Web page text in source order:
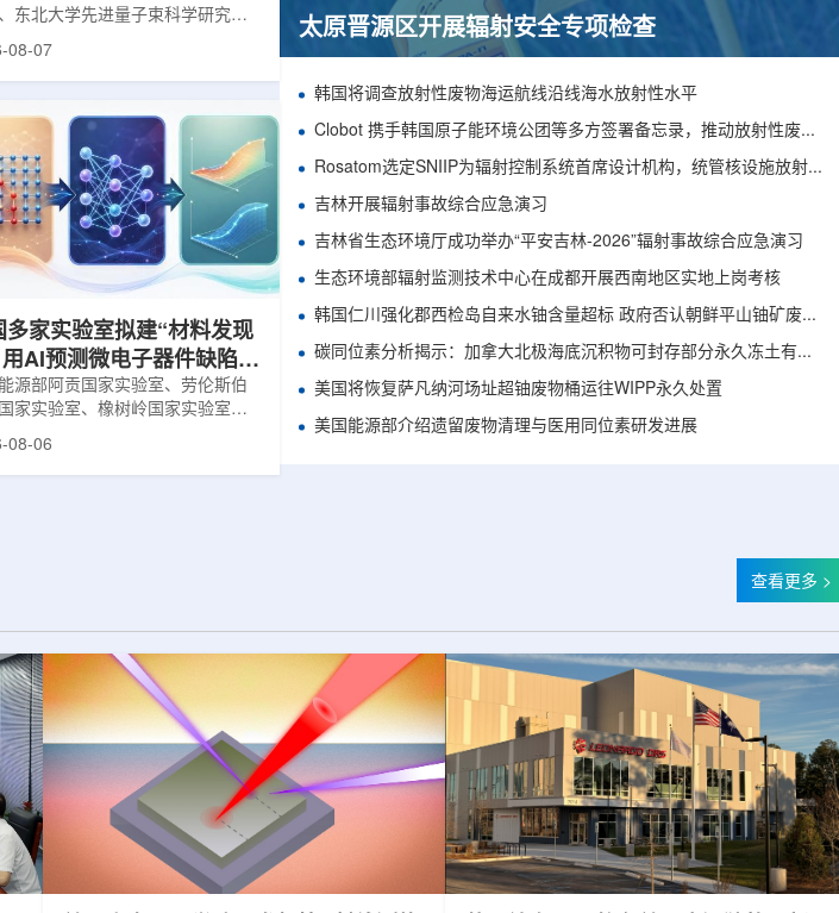
东北大学先进量子束科学研究中
央研究院和加拿大萨斯喀彻温大
Solenoid合作组，首次利用光子
观测到含有反K介子的原子核。这
为确认反K介子原子核的存在提供
实验证据，也为理解高密度核物
性子星内部结构提供了重要线
究团队在日本兵库县大型同步辐
SP...
08-07
多家实验室拟建“材料发现
AI预测微电子器件缺陷影
源部阿贡国家实验室、劳伦斯伯
家实验室、橡树岭国家实验室和
学的研究人员正计划开发材料发
08-06
太原晋源区开展辐射安全专项检查
韩国将调查放射性废物海运航线沿线海水放射性水平
Clobot 携手韩国原子能环境公团等多方签署备忘录，推动放射性废物安全管理多机型机器人示范
Rosatom选定SNIIP为辐射控制系统首席设计机构，统管核设施放射仪表标准化与进口替代保障
吉林开展辐射事故综合应急演习
吉林省生态环境厅成功举办“平安吉林-2026”辐射事故综合应急演习
生态环境部辐射监测技术中心在成都开展西南地区实地上岗考核
韩国仁川强化郡西检岛自来水铀含量超标 政府否认朝鲜平山铀矿废水影响
碳同位素分析揭示：加拿大北极海底沉积物可封存部分永久冻土有机碳
美国将恢复萨凡纳河场址超铀废物桶运往WIPP永久处置
美国能源部介绍遗留废物清理与医用同位素研发进展
查看更多 >